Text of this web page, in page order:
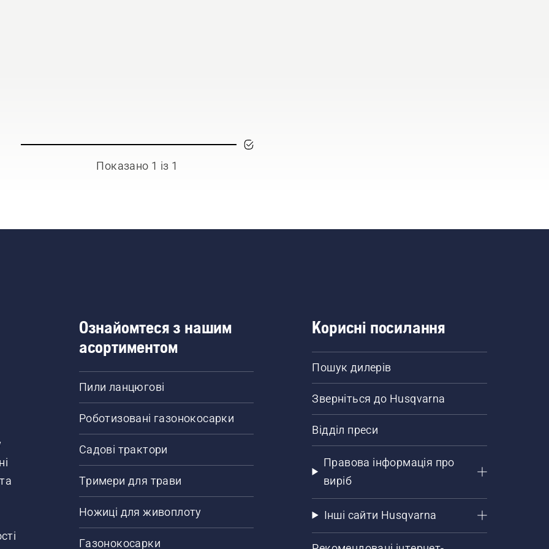
Показано 1 із 1
Ознайомтеся з нашим
асортиментом
Пили ланцюгові
Роботизовані газонокосарки
Садові трактори
Тримери для трави
Ножиці для живоплоту
Газонокосарки
Корисні посилання
Пошук дилерів
Зверніться до Husqvarna
Відділ преси
Правова інформація про
виріб
Інші сайти Husqvarna